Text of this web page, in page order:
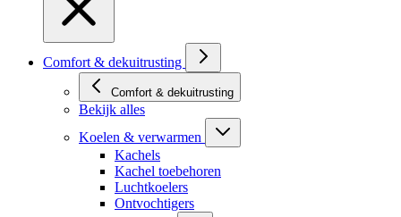
Comfort & dekuitrusting
Comfort & dekuitrusting
Bekijk alles
Koelen & verwarmen
Kachels
Kachel toebehoren
Luchtkoelers
Ontvochtigers